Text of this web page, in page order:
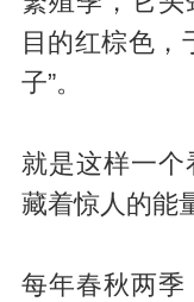
目的红棕色，
子”。
就是这样一个
藏着惊人的能
每年春秋两季